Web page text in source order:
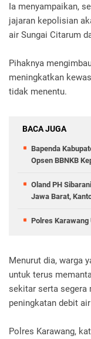
Ia menyampaikan,
jajaran kepolisian
air Sungai Citarum
Pihaknya
meningkatkan
tidak menentu.
BACA JUGA
Bapenda
Opsen BBNKB
Oland PH
Jawa Barat,
Polres Karawang
Menurut dia, warga
untuk terus
sekitar serta segera
peningkatan debit
Polres Karawang,